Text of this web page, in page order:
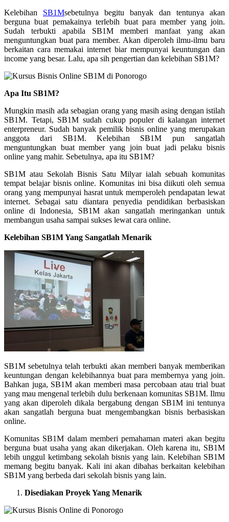
Kelebihan SB1Msebetulnya begitu banyak dan tentunya akan
berguna buat pemakainya terlebih buat para member yang join.
Sudah terbukti apabila SB1M memberi manfaat yang akan
menguntungkan buat para member. Akan diperoleh ilmu-ilmu baru
berkaitan cara memakai internet biar mempunyai keuntungan dan
income yang besar. Lalu, apa sih pengertian dan kelebihan SB1M?
Apa Itu SB1M?
Mungkin masih ada sebagian orang yang masih asing dengan istilah
SB1M. Tetapi, SB1M sudah cukup populer di kalangan internet
enterpreneur. Sudah banyak pemilik bisnis online yang merupakan
anggota dari SB1M. Kelebihan SB1M pun sangatlah
menguntungkan buat member yang join buat jadi pelaku bisnis
online yang mahir. Sebetulnya, apa itu SB1M?
SB1M atau Sekolah Bisnis Satu Milyar ialah sebuah komunitas
tempat belajar bisnis online. Komunitas ini bisa diikuti oleh semua
orang yang mempunyai hasrat untuk memperoleh pendapatan lewat
internet. Sebagai satu diantara penyedia pendidikan berbasiskan
online di Indonesia, SB1M akan sangatlah meringankan untuk
membangun usaha sampai sukses lewat cara online.
Kelebihan SB1M Yang Sangatlah Menarik
SB1M sebetulnya telah terbukti akan memberi banyak memberikan
keuntungan dengan kelebihannya buat para membernya yang join.
Bahkan juga, SB1M akan memberi masa percobaan atau trial buat
yang mau mengenal terlebih dulu berkenaan komunitas SB1M. Ilmu
yang akan diperoleh dikala bergabung dengan SB1M ini tentunya
akan sangatlah berguna buat mengembangkan bisnis berbasiskan
online.
Komunitas SB1M dalam memberi pemahaman materi akan begitu
berguna buat usaha yang akan dikerjakan. Oleh karena itu, SB1M
lebih unggul ketimbang sekolah bisnis yang lain. Kelebihan SB1M
memang begitu banyak. Kali ini akan dibahas berkaitan kelebihan
SB1M yang berbeda dari sekolah bisnis yang lain.
Disediakan Proyek Yang Menarik